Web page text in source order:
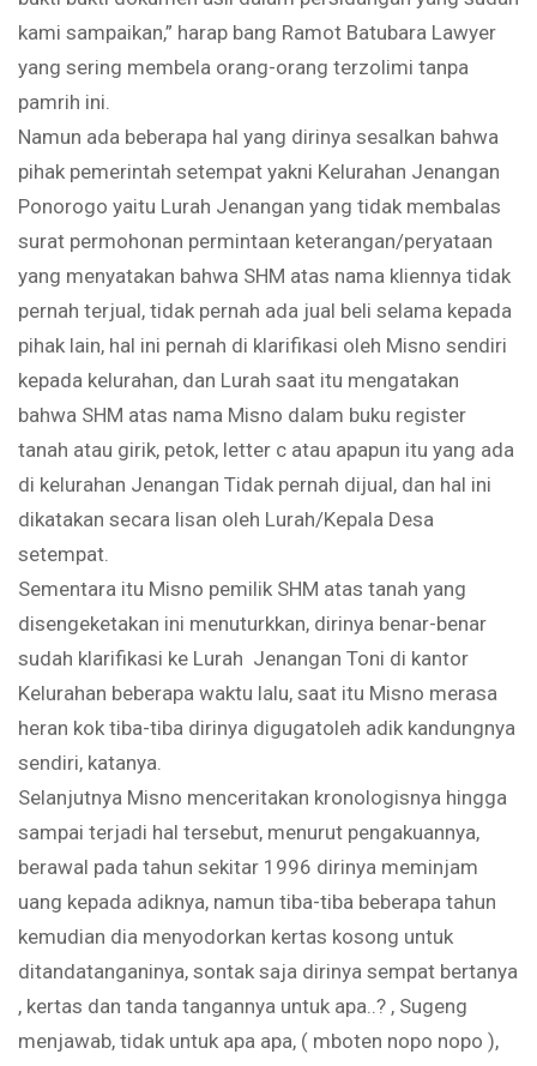
kami sampaikan,” harap bang Ramot Batubara Lawyer
yang sering membela orang-orang terzolimi tanpa
pamrih ini.
Namun ada beberapa hal yang dirinya sesalkan bahwa
pihak pemerintah setempat yakni Kelurahan Jenangan
Ponorogo yaitu Lurah Jenangan yang tidak membalas
surat permohonan permintaan keterangan/peryataan
yang menyatakan bahwa SHM atas nama kliennya tidak
pernah terjual, tidak pernah ada jual beli selama kepada
pihak lain, hal ini pernah di klarifikasi oleh Misno sendiri
kepada kelurahan, dan Lurah saat itu mengatakan
bahwa SHM atas nama Misno dalam buku register
tanah atau girik, petok, letter c atau apapun itu yang ada
di kelurahan Jenangan Tidak pernah dijual, dan hal ini
dikatakan secara lisan oleh Lurah/Kepala Desa
setempat.
Sementara itu Misno pemilik SHM atas tanah yang
disengeketakan ini menuturkkan, dirinya benar-benar
sudah klarifikasi ke Lurah Jenangan Toni di kantor
Kelurahan beberapa waktu lalu, saat itu Misno merasa
heran kok tiba-tiba dirinya digugatoleh adik kandungnya
sendiri, katanya.
Selanjutnya Misno menceritakan kronologisnya hingga
sampai terjadi hal tersebut, menurut pengakuannya,
berawal pada tahun sekitar 1996 dirinya meminjam
uang kepada adiknya, namun tiba-tiba beberapa tahun
kemudian dia menyodorkan kertas kosong untuk
ditandatanganinya, sontak saja dirinya sempat bertanya
, kertas dan tanda tangannya untuk apa..? , Sugeng
menjawab, tidak untuk apa apa, ( mboten nopo nopo ),